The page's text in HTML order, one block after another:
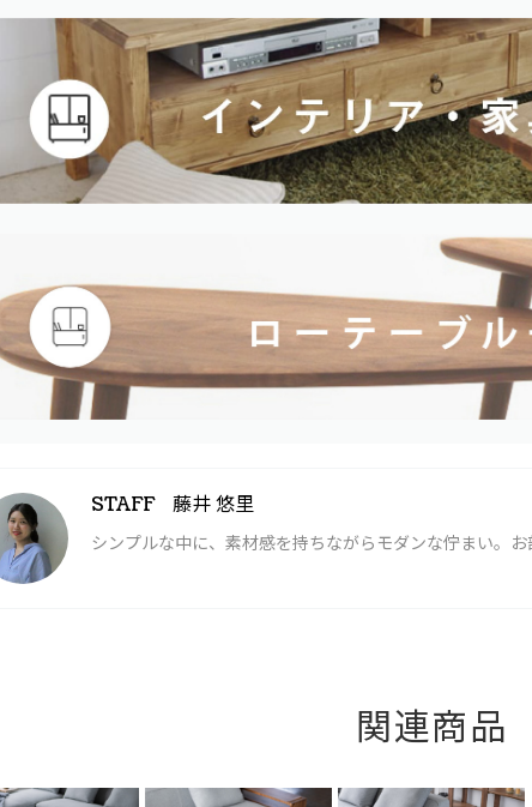
STAFF 藤井 悠里
シンプルな中に、素材感を持ちながらモダンな佇まい。お
関連商品